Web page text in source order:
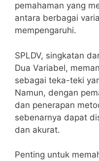
pemahaman yang
antara berbagai
mempengaruhi.
SPLDV, singkatan
Dua Variabel,
sebagai teka-teki‌
Namun, ⁣dengan⁢
dan penerapan
sebenarnya dapat
dan akurat.
Penting untuk